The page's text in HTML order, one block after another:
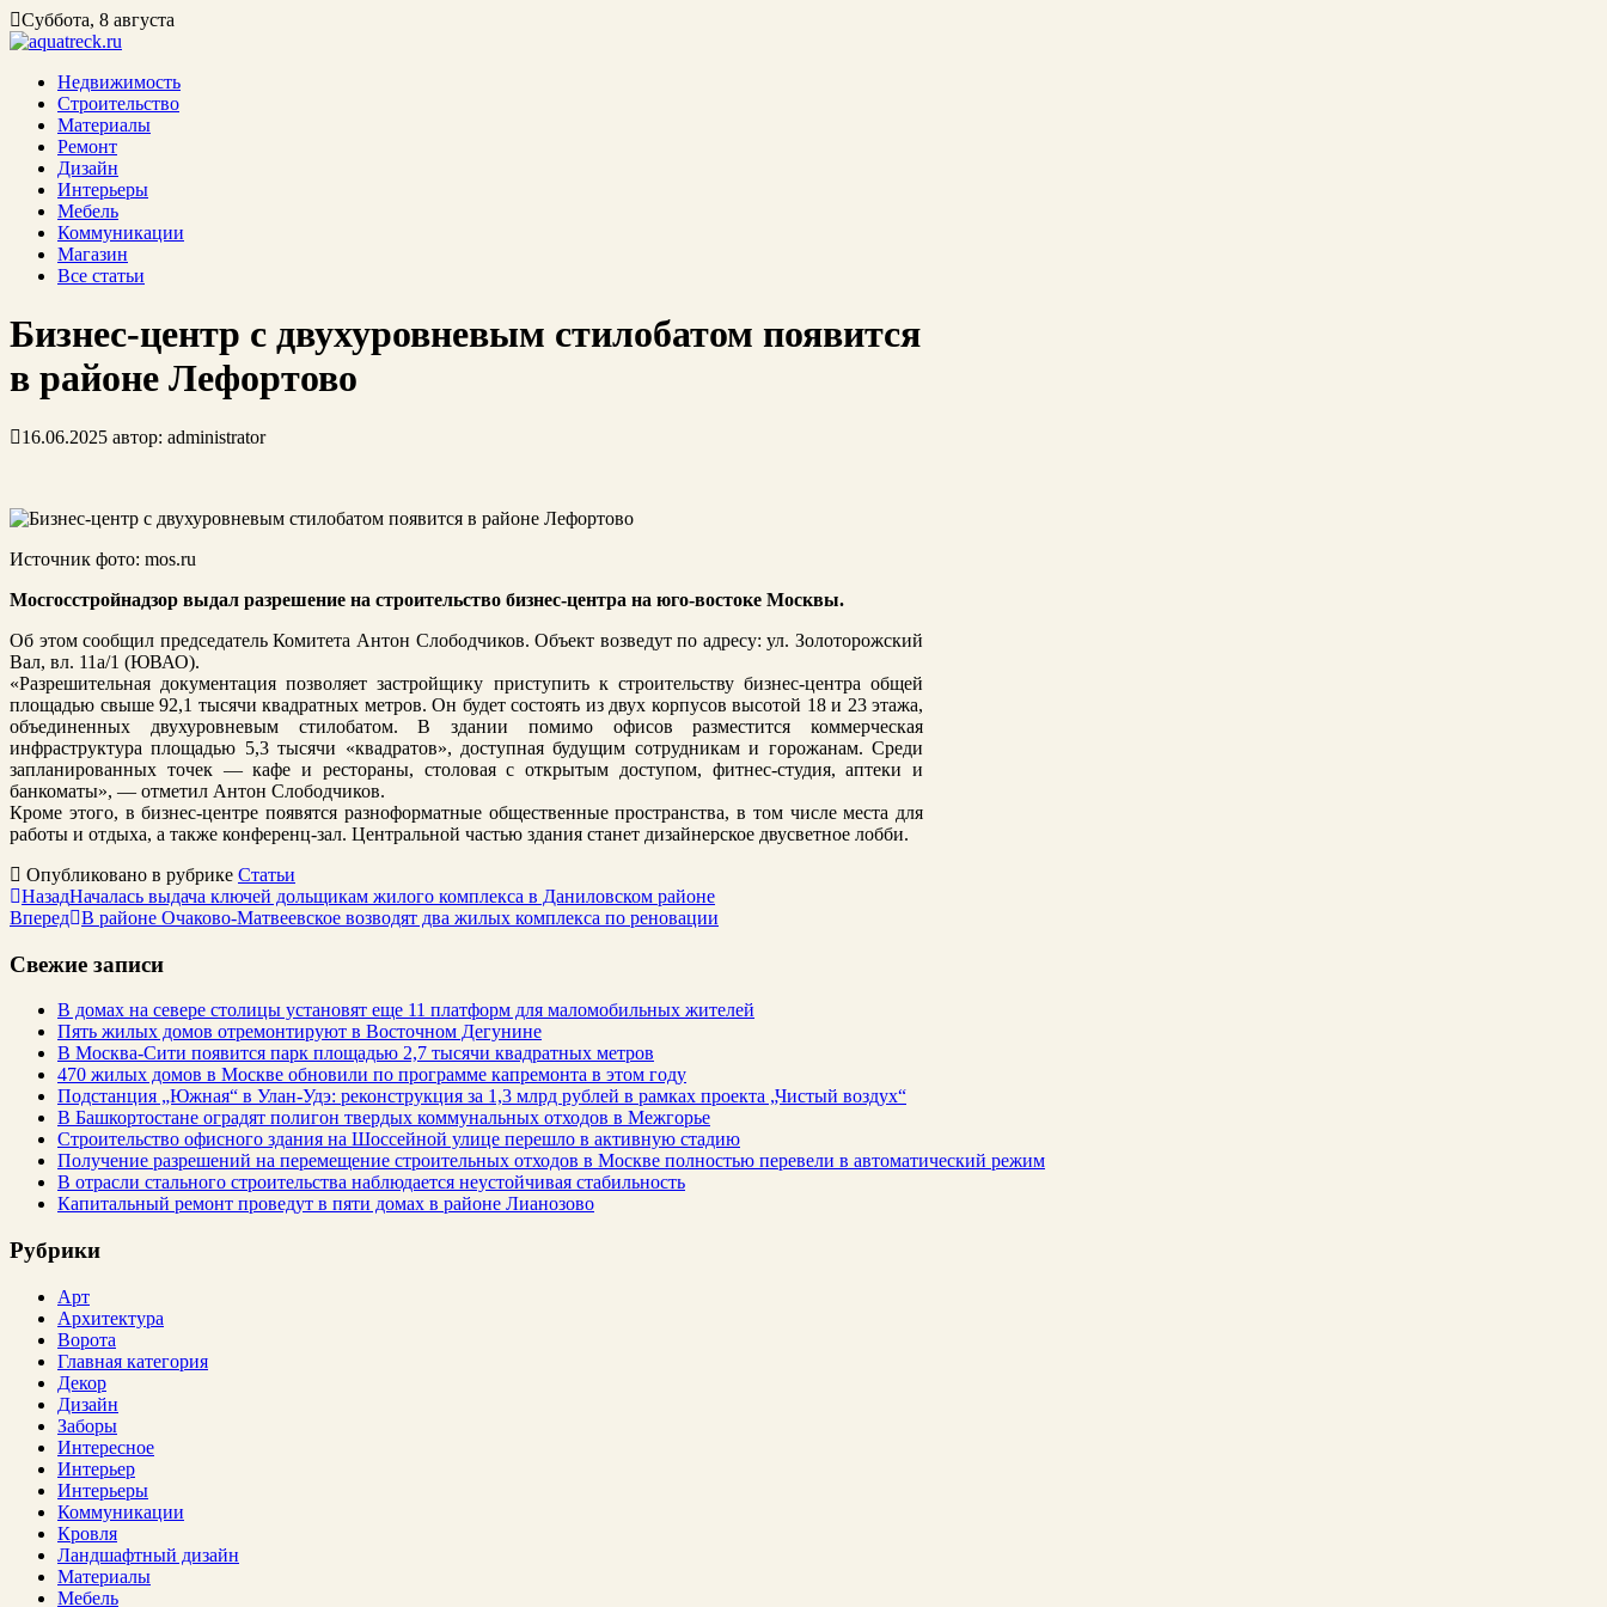
Суббота, 8 августа
Недвижимость
Строительство
Материалы
Ремонт
Дизайн
Интерьеры
Мебель
Коммуникации
Магазин
Все статьи
Бизнес-центр с двухуровневым стилобатом появится
в районе Лефортово
16.06.2025 автор: administrator
Источник фото: mos.ru
Мосгосстройнадзор выдал разрешение на строительство бизнес-центра на юго-востоке Москвы.
Об этом сообщил председатель Комитета Антон Слободчиков. Объект возведут по адресу: ул. Золоторожский
Вал, вл. 11а/1 (ЮВАО).
«Разрешительная документация позволяет застройщику приступить к строительству бизнес-центра общей
площадью свыше 92,1 тысячи квадратных метров. Он будет состоять из двух корпусов высотой 18 и 23 этажа,
объединенных двухуровневым стилобатом. В здании помимо офисов разместится коммерческая
инфраструктура площадью 5,3 тысячи «квадратов», доступная будущим сотрудникам и горожанам. Среди
запланированных точек — кафе и рестораны, столовая с открытым доступом, фитнес-студия, аптеки и
банкоматы», — отметил Антон Слободчиков.
Кроме этого, в бизнес-центре появятся разноформатные общественные пространства, в том числе места для
работы и отдыха, а также конференц-зал. Центральной частью здания станет дизайнерское двусветное лобби.
Опубликовано в рубрике Статьи
НазадНачалась выдача ключей дольщикам жилого комплекса в Даниловском районе
Вперед В районе Очаково-Матвеевское возводят два жилых комплекса по реновации
Свежие записи
В домах на севере столицы установят еще 11 платформ для маломобильных жителей
Пять жилых домов отремонтируют в Восточном Дегунине
В Москва-Сити появится парк площадью 2,7 тысячи квадратных метров
470 жилых домов в Москве обновили по программе капремонта в этом году
Подстанция „Южная“ в Улан‑Удэ: реконструкция за 1,3 млрд рублей в рамках проекта „Чистый воздух“
В Башкортостане оградят полигон твердых коммунальных отходов в Межгорье
Строительство офисного здания на Шоссейной улице перешло в активную стадию
Получение разрешений на перемещение строительных отходов в Москве полностью перевели в автоматический режим
В отрасли стального строительства наблюдается неустойчивая стабильность
Капитальный ремонт проведут в пяти домах в районе Лианозово
Рубрики
Арт
Архитектура
Ворота
Главная категория
Декор
Дизайн
Заборы
Интересное
Интерьер
Интерьеры
Коммуникации
Кровля
Ландшафтный дизайн
Материалы
Мебель